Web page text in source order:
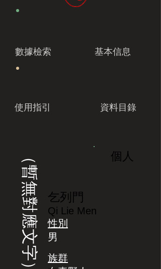
數據檢索 基本信息
使用指引 資料目錄
（暫無對應文字） 個人
乞列門
Qi Lie Men
性別
男
族群